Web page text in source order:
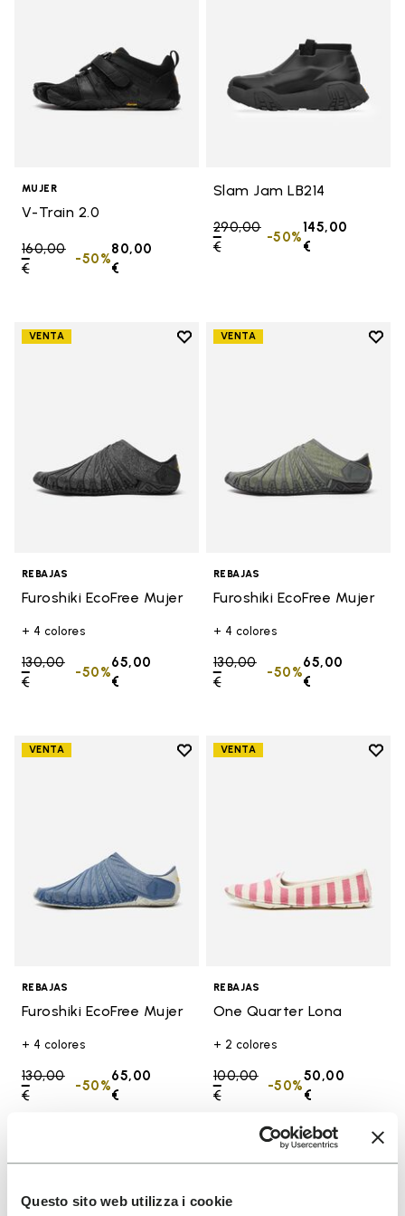
Questo sito web utilizza i cookie
MUJER
V-Train 2.0
Price reduced from
160,00
€to
80,00
€
-50%
Slam Jam LB214
Price reduced from
290,00
€to
145,00
€
-50%
VENTA
Add to wishlist
REBAJAS
Furoshiki EcoFree Mujer
+ 4 colores
Price reduced from
130,00
€to
65,00
€
-50%
VENTA
Add
REBAJAS
Furoshiki EcoFree Mujer
+ 4 colores
Price reduced from
130,00
€to
65,00
€
-50%
VENTA
Add to wishlist
REBAJAS
Furoshiki EcoFree Mujer
+ 4 colores
Price reduced from
130,00
€to
65,00
€
-50%
VENTA
Add
REBAJAS
One Quarter Lona
+ 2 colores
Price reduced from
100,00
€to
50,00
€
-50%
VENTA
Add to wishlist
VENTA
Add